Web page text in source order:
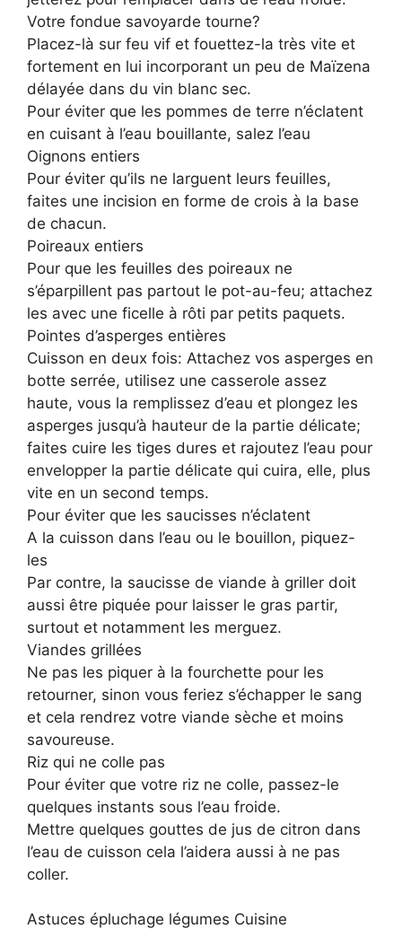
Votre fondue savoyarde tourne?
Placez-là sur feu vif et fouettez-la très vite et
fortement en lui incorporant un peu de Maïzena
délayée dans du vin blanc sec.
Pour éviter que les pommes de terre n’éclatent
en cuisant à l’eau bouillante, salez l’eau
Oignons entiers
Pour éviter qu’ils ne larguent leurs feuilles,
faites une incision en forme de crois à la base
de chacun.
Poireaux entiers
Pour que les feuilles des poireaux ne
s’éparpillent pas partout le pot-au-feu; attachez
les avec une ficelle à rôti par petits paquets.
Pointes d’asperges entières
Cuisson en deux fois: Attachez vos asperges en
botte serrée, utilisez une casserole assez
haute, vous la remplissez d’eau et plongez les
asperges jusqu’à hauteur de la partie délicate;
faites cuire les tiges dures et rajoutez l’eau pour
envelopper la partie délicate qui cuira, elle, plus
vite en un second temps.
Pour éviter que les saucisses n’éclatent
A la cuisson dans l’eau ou le bouillon, piquez-
les
Par contre, la saucisse de viande à griller doit
aussi être piquée pour laisser le gras partir,
surtout et notamment les merguez.
Viandes grillées
Ne pas les piquer à la fourchette pour les
retourner, sinon vous feriez s’échapper le sang
et cela rendrez votre viande sèche et moins
savoureuse.
Riz qui ne colle pas
Pour éviter que votre riz ne colle, passez-le
quelques instants sous l’eau froide.
Mettre quelques gouttes de jus de citron dans
l’eau de cuisson cela l’aidera aussi à ne pas
coller.
Astuces épluchage légumes Cuisine